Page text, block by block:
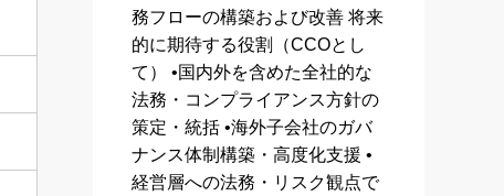
務フローの構築および改善 将来
的に期待する役割（CCOとし
て） •国内外を含めた全社的な
法務・コンプライアンス方針の
策定・統括 •海外子会社のガバ
ナンス体制構築・高度化支援 •
経営層への法務・リスク観点で